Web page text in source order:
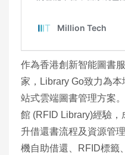
作為香港創新智能圖書
家，Library Go致力為
站式雲端圖書管理方案
館 (RFID Library)經驗
升借還書流程及資源管
機自助借還、RFID標籤